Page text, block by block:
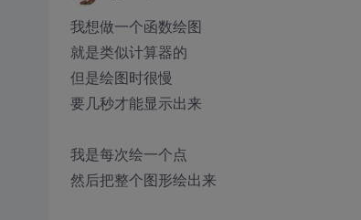
我想做一个函数绘图
就是类似计算器的
但是绘图时很慢
要几秒才能显示出来
我是每次绘一个点
然后把整个图形绘出来